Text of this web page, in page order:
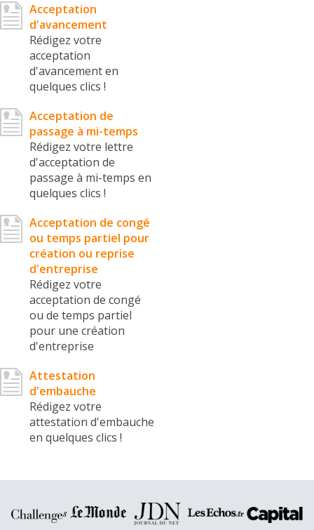
Acceptation
d'avancement
Rédigez votre
acceptation
d'avancement en
quelques clics !
Acceptation de
passage à mi-temps
Rédigez votre lettre
d'acceptation de
passage à mi-temps en
quelques clics !
Acceptation de congé
ou temps partiel pour
création ou reprise
d'entreprise
Rédigez votre
acceptation de congé
ou de temps partiel
pour une création
d'entreprise
Attestation
d'embauche
Rédigez votre
attestation d'embauche
en quelques clics !